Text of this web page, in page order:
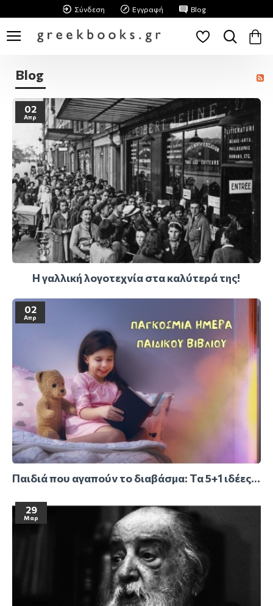
Σύνδεση Εγγραφή Blog
Blog
02
Απρ
Η γαλλική λογοτεχνία στα καλύτερά της!
02
Απρ
Παιδιά που αγαπούν το διαβάσμα: Τα 5+1 ιδέες ώστε να τα μυήσετε στον μαγικό κόσμο του βιβλίου
29
Μαρ